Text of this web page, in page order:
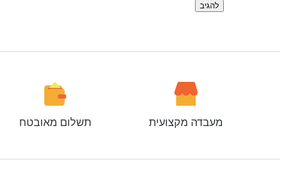
מעבדה מקצועית תשלום מאובטח